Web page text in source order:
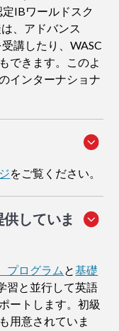
IBワールドスク
、アドバンス
講したり、WASC
できます。このよ
インターナショナ
をご覧ください。
していま
プログラム と基礎
習と並行して英語
ートします。初級
用意されていま